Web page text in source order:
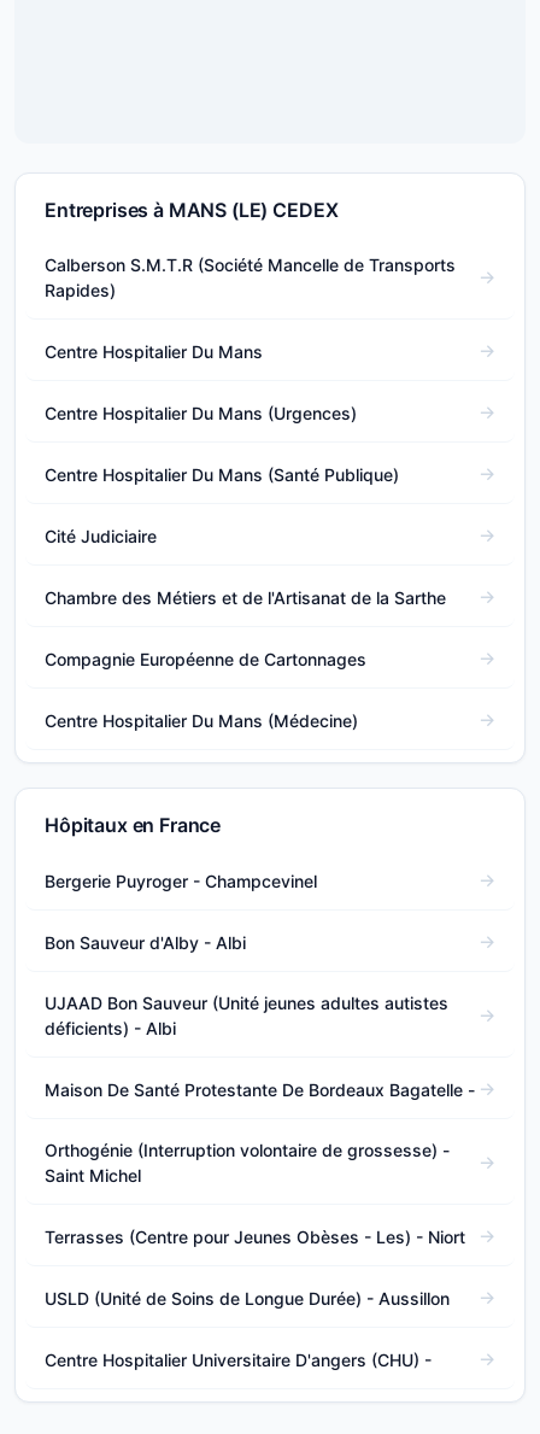
Entreprises à MANS (LE) CEDEX
Calberson S.M.T.R (Société Mancelle de Transports
Rapides)
Centre Hospitalier Du Mans
Centre Hospitalier Du Mans (Urgences)
Centre Hospitalier Du Mans (Santé Publique)
Cité Judiciaire
Chambre des Métiers et de l'Artisanat de la Sarthe
Compagnie Européenne de Cartonnages
Centre Hospitalier Du Mans (Médecine)
Hôpitaux en France
Bergerie Puyroger - Champcevinel
Bon Sauveur d'Alby - Albi
UJAAD Bon Sauveur (Unité jeunes adultes autistes
déficients) - Albi
Maison De Santé Protestante De Bordeaux Bagatelle -
Orthogénie (Interruption volontaire de grossesse) -
Saint Michel
Terrasses (Centre pour Jeunes Obèses - Les) - Niort
USLD (Unité de Soins de Longue Durée) - Aussillon
Centre Hospitalier Universitaire D'angers (CHU) -